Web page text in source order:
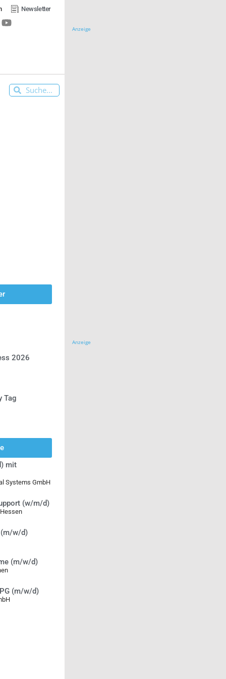
Newsletter
2026
Tag
mit
Systems GmbH
(w/m/d)
w/d)
(m/w/d)
(m/w/d)
Anzeige
Anzeige